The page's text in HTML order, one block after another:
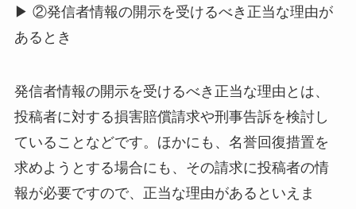
▶ ②発信者情報の開示を受けるべき正当な理由が
あるとき
発信者情報の開示を受けるべき正当な理由とは、
投稿者に対する損害賠償請求や刑事告訴を検討し
ていることなどです。ほかにも、名誉回復措置を
求めようとする場合にも、その請求に投稿者の情
報が必要ですので、正当な理由があるといえま